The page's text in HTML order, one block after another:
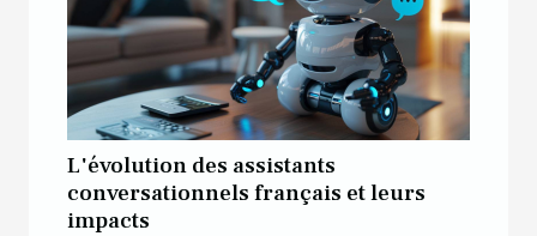
L'évolution des assistants
conversationnels français et leurs
impacts